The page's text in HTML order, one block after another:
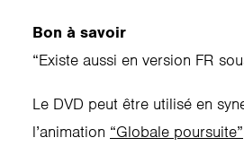
Bon à savoir
“Existe aussi en version FR
Le DVD peut être utilisé en
l’animation “Globale poursuite”